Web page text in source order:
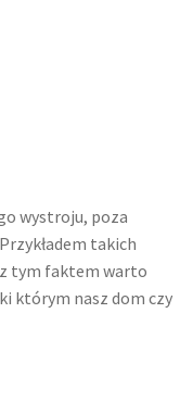
wystroju, poza
takich
tym faktem warto
którym nasz dom czy